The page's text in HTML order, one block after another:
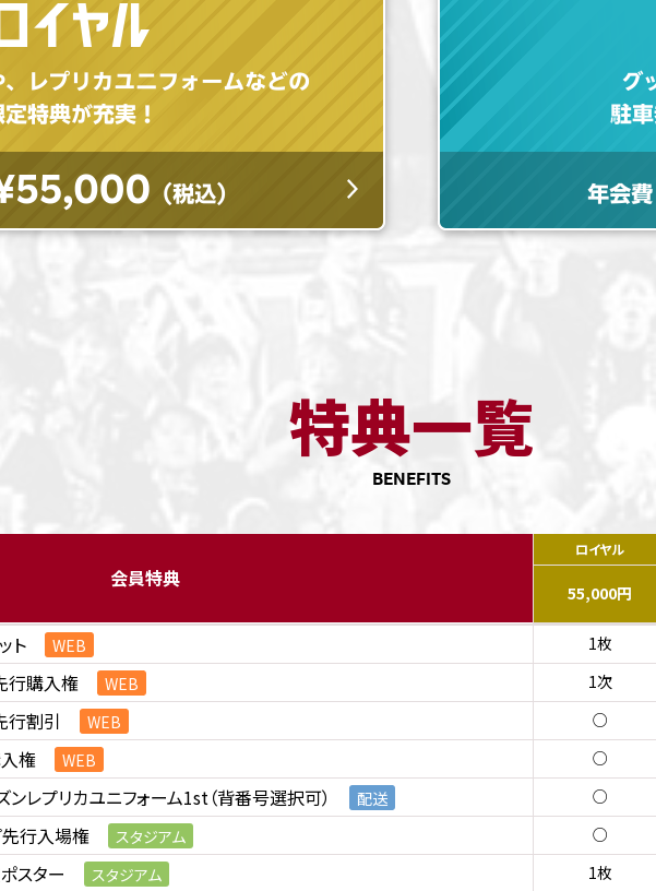
特典一覧
BENEFITS
会員特典
ロイヤル
55,000円
ト WEB 1枚
行購入権 WEB 1次
行割引 WEB ○
権 WEB
○
レプリカユニフォーム1st（背番号選択可） 配送 ○
先行入場権 スタジアム ○
スター スタジアム 1枚